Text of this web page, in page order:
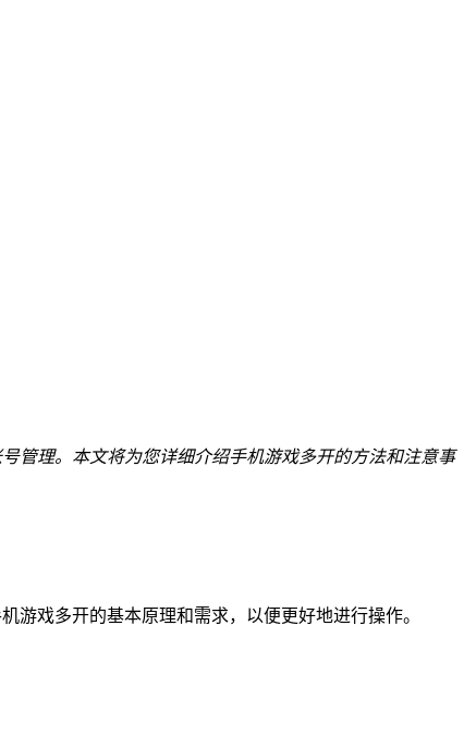
管理。本文将为您详细介绍手机游戏多开的方法和注意事
游戏多开的基本原理和需求，以便更好地进行操作。